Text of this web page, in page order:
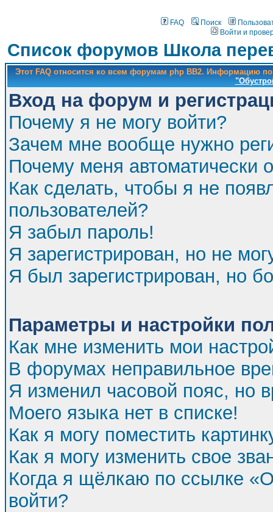
FAQ Поиск
Войти и
Список форумов Школа
Этот FAQ относится ко всем форумам php BB2. Информацию
Вход на форум и
Почему я не могу войти?
Зачем мне вообще нужно
Почему меня автоматически
Как сделать, чтобы я не
пользователей?
Я забыл пароль!
Я зарегистрирован, но не
Я был зарегистрирован, но
Параметры и настройки
Как мне изменить мои
В форумах неправильное
Я изменил часовой пояс, но
Моего языка нет в списке!
Как я могу поместить
Как я могу изменить свое
Когда я щёлкаю по ссылке
войти?